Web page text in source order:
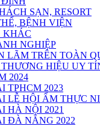
SẠN, RESORT
BỆNH VIỆN
KHÁC
NGHIỆP
LÃM TRÊN TOÀN
HIỆU UY
2024
TPHCM 2023
LỄ HỘI ẨM THỰC
HÀ NỘI 2021
ĐÀ NẴNG 2022